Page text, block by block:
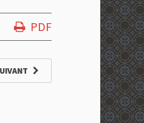
PDF